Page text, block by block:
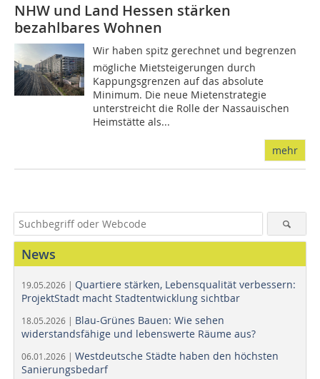
NHW und Land Hessen stärken
bezahlbares Wohnen
Wir haben spitz gerechnet und begrenzen
mögliche Mietsteigerungen durch
Kappungsgrenzen auf das absolute
Minimum. Die neue Mietenstrategie
unterstreicht die Rolle der Nassauischen
Heimstätte als...
mehr
News
19.05.2026 | Quartiere stärken, Lebensqualität verbessern:
ProjektStadt macht Stadtentwicklung sichtbar
18.05.2026 | Blau-Grünes Bauen: Wie sehen
widerstandsfähige und lebenswerte Räume aus?
06.01.2026 | Westdeutsche Städte haben den höchsten
Sanierungsbedarf